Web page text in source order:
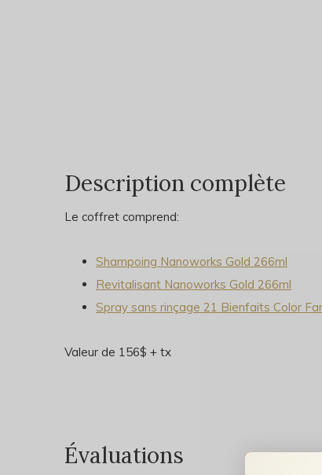
Description complète
Le coffret comprend:
Shampoing Nanoworks Gold 266ml
Revitalisant Nanoworks Gold 266ml
Spray sans rinçage 21 Bienfaits Color
Valeur de 156$ + tx
Évaluations